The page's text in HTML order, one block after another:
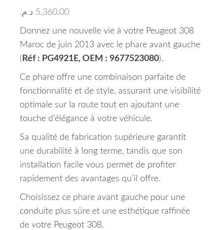
5,360.00 د.م.
Donnez une nouvelle vie à votre Peugeot 308
Maroc de juin 2013 avec le phare avant gauche
( Réf : PG4921E, OEM : 9677523080).
Ce phare offre une combinaison parfaite de
fonctionnalité et de style, assurant une visibilité
optimale sur la route tout en ajoutant une
touche d’élégance à votre véhicule.
Sa qualité de fabrication supérieure garantit
une durabilité à long terme, tandis que son
installation facile vous permet de profiter
rapidement des avantages qu’il offre.
Choisissez ce phare avant gauche pour une
conduite plus sûre et une esthétique raffinée
de votre Peugeot 308.